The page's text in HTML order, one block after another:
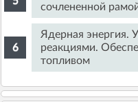
сочлененной
Ядерная энергия.
реакциями.
топливом